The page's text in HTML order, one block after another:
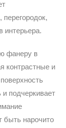
перегородок,
интерьера.
фанеру в
контрастные и
подчеркивает
быть нарочито